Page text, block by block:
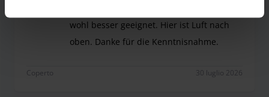
wohl besser geeignet. Hier ist Luft nach
oben. Danke für die Kenntnisnahme.
Coperto 30 luglio 2026